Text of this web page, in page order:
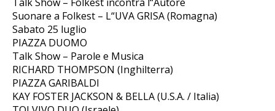
Suonare a Folkest – L“UVA GRISA (Romagna)
Sabato 25 luglio
PIAZZA DUOMO
Talk Show – Parole e Musica
RICHARD THOMPSON (Inghilterra)
PIAZZA GARIBALDI
KAY FOSTER JACKSON & BELLA (U.S.A. / Italia)